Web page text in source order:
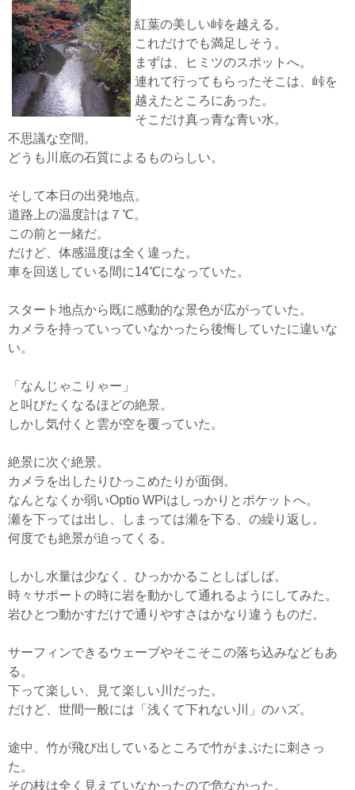
紅葉の美しい峠を越える。
これだけでも満足しそう。
まずは、ヒミツのスポットへ。
連れて行ってもらったそこは、峠を
越えたところにあった。
そこだけ真っ青な青い水。
不思議な空間。
どうも川底の石質によるものらしい。
そして本日の出発地点。
道路上の温度計は７℃。
この前と一緒だ。
だけど、体感温度は全く違った。
車を回送している間に14℃になっていた。
スタート地点から既に感動的な景色が広がっていた。
カメラを持っていっていなかったら後悔していたに違いな
い。
「なんじゃこりゃー」
と叫びたくなるほどの絶景。
しかし気付くと雲が空を覆っていた。
絶景に次ぐ絶景。
カメラを出したりひっこめたりが面倒。
なんとなくか弱いOptio WPiはしっかりとポケットへ。
瀬を下っては出し、しまっては瀬を下る、の繰り返し。
何度でも絶景が迫ってくる。
しかし水量は少なく、ひっかかることしばしば。
時々サポートの時に岩を動かして通れるようにしてみた。
岩ひとつ動かすだけで通りやすさはかなり違うものだ。
サーフィンできるウェーブやそこそこの落ち込みなどもあ
る。
下って楽しい、見て楽しい川だった。
だけど、世間一般には「浅くて下れない川」のハズ。
途中、竹が飛び出しているところで竹がまぶたに刺さっ
た。
その枝は全く見えていなかったので危なかった。